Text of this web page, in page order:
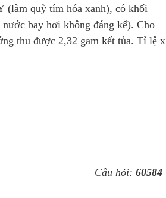
(làm quỳ tím hóa xanh), có khối
bay hơi không đáng kể). Cho
thu được 2,32 gam kết tủa. Tỉ lệ x
Câu hỏi: 60584